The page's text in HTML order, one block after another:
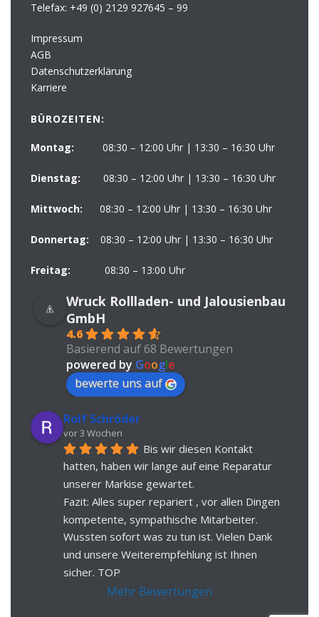
Telefax: +49 (0) 2129 927645 – 99
Impressum
AGB
Datenschutzerklärung
Karriere
BÜROZEITEN:
Montag: 08:30 – 12:00 Uhr | 13:30 – 16:30 Uhr
Dienstag: 08:30 – 12:00 Uhr | 13:30 – 16:30 Uhr
Mittwoch: 08:30 – 12:00 Uhr | 13:30 – 16:30 Uhr
Donnertag: 08:30 – 12:00 Uhr | 13:30 – 16:30 Uhr
Freitag: 08:30 – 13:00 Uhr
Wruck Rollladen- und Jalousienbau
GmbH
4.6
Basierend auf 68 Bewertungen
powered by Google
bewerte uns auf
Rolf Schröder
vor 3 Wochen
Bis wir diesen Kontakt
hatten, haben wir lange auf eine Reparatur
unserer Markise gewartet.
Fazit: Alles super repariert , vor allen Dingen
kompetente, sympathische Mitarbeiter.
Wussten sofort was zu tun ist. Vielen Dank
und unsere Weiterempfehlung ist Ihnen
sicher. TOP
Mehr Bewertungen